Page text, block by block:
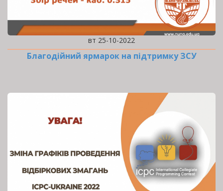
вт 25-10-2022
Благодійний ярмарок на підтримку ЗСУ